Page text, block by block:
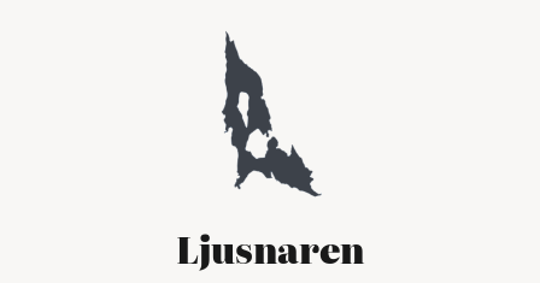
Ljusnaren